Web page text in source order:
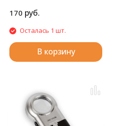
170 руб.
Осталась 1 шт.
В корзину